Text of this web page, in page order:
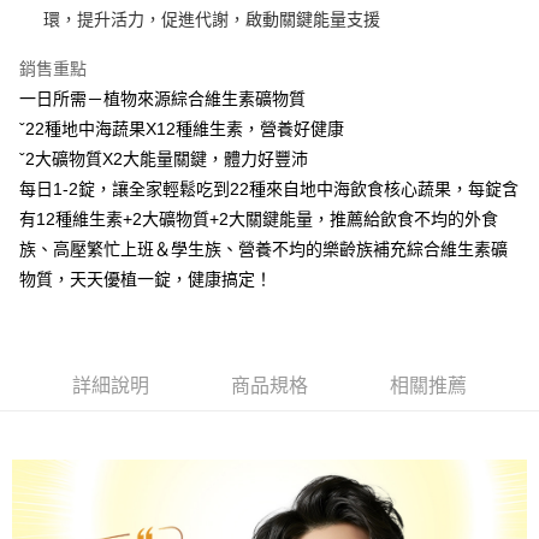
１．透過由恩沛科技股份有限公司提供之「AFTEE先享後付」服務完成之交
易，需依本服務之必要範圍內提供個人資料，並將交易相關給付款項請求債
２．關於個人資料處理事宜，請瀏覽以下網址：
https://aftee.tw/terms/#terms3
３．未成年的使用者請事先徵得法定代理人或監護人之同意方可使用
「AFTEE先享後付」，若未經同意申辦者引起之損失，本公司不負相關責
任。
４．使用「AFTEE先享後付」時，將依據個別帳號之用戶狀況，依本公司即
時審查核予不同之上限額度；若仍有額度不足之情形，本公司將視審查結果
請求用戶進行身份認證。
５．嚴禁一人註冊多個帳號或使用他人資訊註冊。若發現惡意使用之情形，
恩沛科技股份有限公司將有權停止該用戶之使用額度並採取法律行動。
每筆NT$60，滿NT$1,000(含以上)免運費
7-11取貨付款
每筆NT$60，滿NT$699(含以上)免運費
付款後7-11取貨
每筆NT$60，滿NT$699(含以上)免運費
宅配
每筆NT$120，滿NT$1,000(含以上)免運費
宅配-離島
環，提升活力，促進代謝，啟動關鍵能量支援
銷售重點
一日所需－植物來源綜合維生素礦物質
ˇ22種地中海蔬果X12種維生素，營養好健康
ˇ2大礦物質X2大能量關鍵，體力好豐沛
每日1-2錠，讓全家輕鬆吃到22種來自地中海飲食核心蔬果，每錠含
有12種維生素+2大礦物質+2大關鍵能量，推薦給飲食不均的外食
族、高壓繁忙上班＆學生族、營養不均的樂齡族補充綜合維生素礦
物質，天天優植一錠，健康搞定！
詳細說明 商品規格 相關推薦